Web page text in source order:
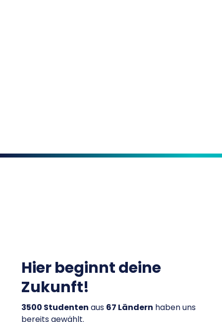
Hier beginnt deine
Zukunft!
3500 Studenten aus 67 Ländern haben uns
bereits gewählt.